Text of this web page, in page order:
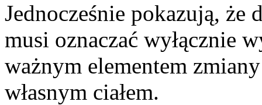
Jednocześnie pokazują, że
musi oznaczać wyłącznie
ważnym elementem
własnym ciałem.